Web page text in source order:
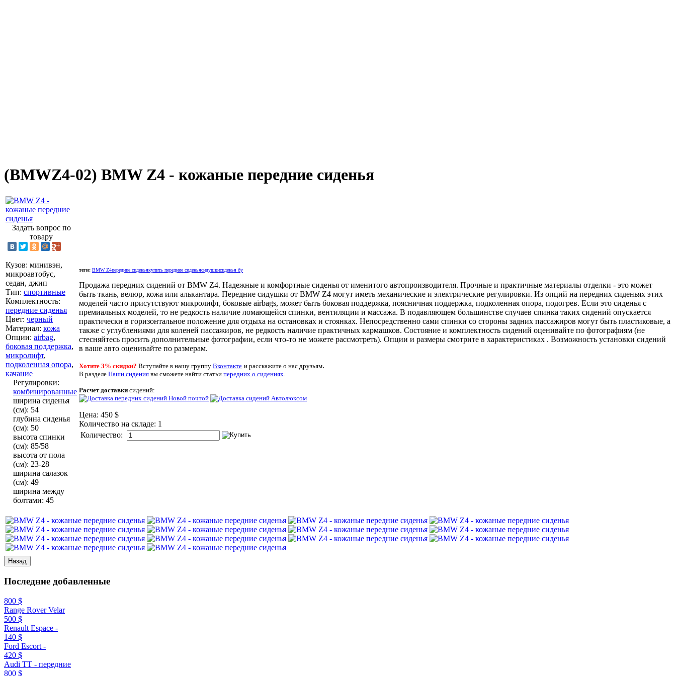
(BMWZ4-02) BMW Z4 - кожаные передние сиденья
Задать вопрос по
товару
Кузов: минивэн,
микроавтобус,
седан, джип
Тип: спортивные
Комплектность:
передние сиденья
Цвет: черный
Материал: кожа
Опции: airbag,
боковая поддержка,
микролифт,
подколенная опора,
качание
Регулировки:
комбинированные
ширина сиденья
(см): 54
глубина сиденья
(см): 50
высота спинки
(см): 85/58
высота от пола
(см): 23-28
ширина салазок
(см): 49
ширина между
болтами: 45
теги: BMW Z4передние сиденьякупить передние сиденьясидушкисиденья бу
Продажа передних сидений от BMW Z4. Надежные и комфортные сиденья от именитого автопроизводителя. Прочные и практичные материалы отделки - это может
быть ткань, велюр, кожа или алькантара. Передние сидушки от BMW Z4 могут иметь механические и электрические регулировки. Из опций на передних сиденьях этих
моделей часто присутствуют микролифт, боковые airbags, может быть боковая поддержка, поясничная поддержка, подколенная опора, подогрев. Если это сиденья с
премиальных моделей, то не редкость наличие ломающейся спинки, вентиляции и массажа. В подавляющем большинстве случаев спинка таких сидений опускается
практически в горизонтальное положение для отдыха на остановках и стоянках. Непосредственно сами спинки со стороны задних пассажиров могут быть пластиковые, а
также с углублениями для коленей пассажиров, не редкость наличие практичных кармашков. Состояние и комплектность сидений оценивайте по фотографиям (не
стесняйтесь просить дополнительные фотографии, если что-то не можете рассмотреть). Опции и размеры смотрите в характеристиках . Возможность установки сидений
в ваше авто оценивайте по размерам.
Хотите 3% скидки? Вступайте в нашу группу Вконтакте и расскажите о нас друзьям.
В разделе Наши сидения вы сможете найти статьи передних о сидениях.
Расчет доставки сидений:
Цена: 450 $
Количество на складе: 1
Количество:
Последние добавленные
800 $
Range Rover Velar
500 $
Renault Espace -
140 $
Ford Escort -
420 $
Audi TT - передние
800 $